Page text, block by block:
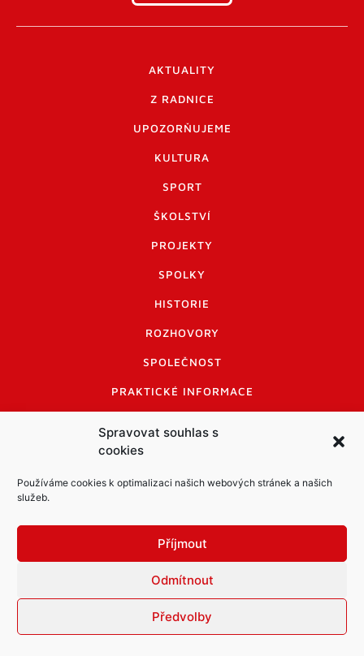
Spravovat souhlas s
cookies
Používáme cookies k optimalizaci našich webových stránek a našich
služeb.
Příjmout
Odmítnout
Předvolby
AKTUALITY
Z RADNICE
UPOZORŇUJEME
KULTURA
SPORT
ŠKOLSTVÍ
PROJEKTY
SPOLKY
HISTORIE
ROZHOVORY
SPOLEČNOST
PRAKTICKÉ INFORMACE
INFORMACE A KODEX DISKUTUJÍCÍCH
LOGO A LOGO MANUÁL
© Město Mníšek pod Brdy
Informace o zpracování osobních údajů